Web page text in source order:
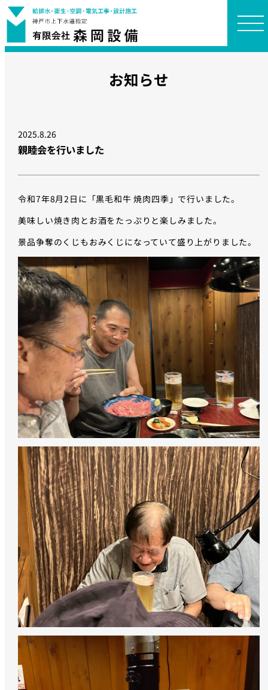
お知らせ
2025.8.26
親睦会を行いました
令和7年8月2日に「黒毛和牛 焼肉四季」で行いました。
美味しい焼き肉とお酒をたっぷりと楽しみました。
景品争奪のくじもおみくじになっていて盛り上がりました。